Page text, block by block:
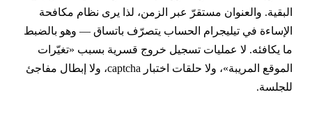
والعنوان مستقرّ عبر الزمن، لذا يرى نظام مكافحة
في تيليجرام الحساب يتصرّف باتساق — وهو بالضبط
يكافئه. لا عمليات تسجيل خروج قسرية بسبب «تغيّرات
الموقع المريبة»، ولا حلقات اختبار captcha، ولا إبطال مفاجئ